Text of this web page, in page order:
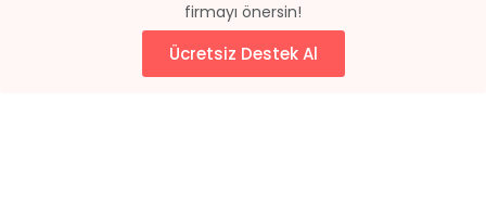
firmayı önersin!
Ücretsiz Destek Al